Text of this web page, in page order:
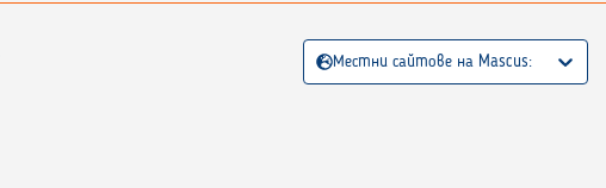
Местни сайтове на Mascus: